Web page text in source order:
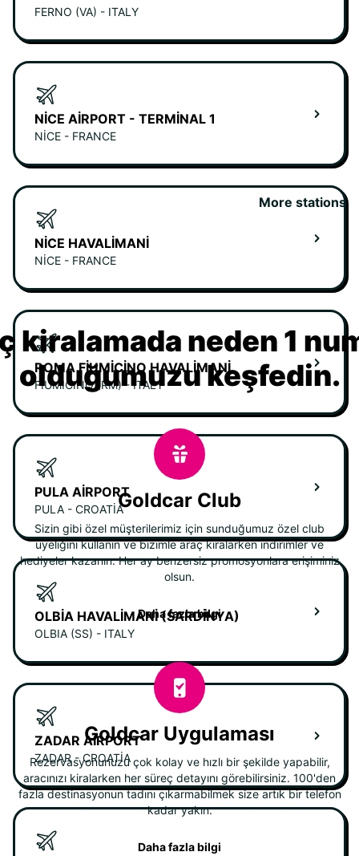
FERNO (VA) - ITALY
NICE AIRPORT - TERMINAL 1
NICE - FRANCE
NICE HAVALIMANI
NICE - FRANCE
ROMA FIUMICINO HAVALIMANI
FIUMICINO (RM) - ITALY
PULA AIRPORT
PULA - CROATIA
OLBIA HAVALIMANI (SARDINYA)
OLBIA (SS) - ITALY
ZADAR AIRPORT
ZADAR - CROATIA
More stations
kiralamada neden 1
olduğumuzu keşfedin.
Goldcar Club
Sizin gibi özel müşterilerimiz için sunduğumuz özel club
üyeliğini kullanın ve bizimle araç kiralarken indirimler ve
hediyeler kazanın. Her ay benzersiz promosyonlara erişiminiz
olsun.
Daha fazla bilgi
Goldcar Uygulaması
Rezervasyonunuzu çok kolay ve hızlı bir şekilde yapabilir,
aracınızı kiralarken her süreç detayını görebilirsiniz. 100'den
fazla destinasyonun tadını çıkarmabilmek size artık bir telefon
kadar yakın.
Daha fazla bilgi